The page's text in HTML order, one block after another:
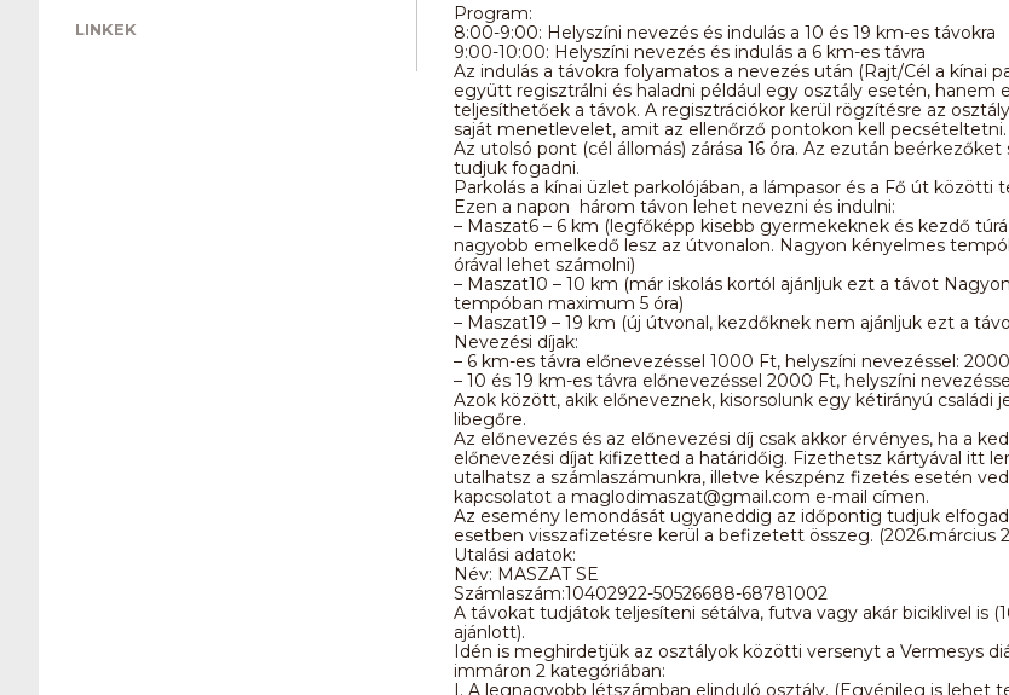
LINKEK
Program:
8:00-9:00: Helyszíni nevezés és indulás a 10 és 19 km-es távokra
9:00-10:00: Helyszíni nevezés és indulás a 6 km-es távra
Az indulás a távokra folyamatos a nevezés után (Rajt/Cél a kínai
együtt regisztrálni és haladni például egy osztály esetén, hanem
teljesíthetőek a távok. A regisztrációkor kerül rögzítésre az
saját menetlevelet, amit az ellenőrző pontokon kell pecsételtetni.
Az utolsó pont (cél állomás) zárása 16 óra. Az ezután
tudjuk fogadni.
Parkolás a kínai üzlet parkolójában, a lámpasor és a Fő út közötti
Ezen a napon három távon lehet nevezni és indulni:
– Maszat6 – 6 km (legfőképp kisebb gyermekeknek és kezdő
nagyobb emelkedő lesz az útvonalon. Nagyon kényelmes
órával lehet számolni)
– Maszat10 – 10 km (már iskolás kortól ajánljuk ezt a távot
tempóban maximum 5 óra)
– Maszat19 – 19 km (új útvonal, kezdőknek nem ajánljuk ezt a
Nevezési díjak:
– 6 km-es távra előnevezéssel 1000 Ft, helyszíni nevezéssel:
– 10 és 19 km-es távra előnevezéssel 2000 Ft, helyszíni
Azok között, akik előneveznek, kisorsolunk egy kétirányú családi
libegőre.
Az előnevezés és az előnevezési díj csak akkor érvényes, ha a
előnevezési díjat kifizetted a határidőig. Fizethetsz kártyával itt
utalhatsz a számlaszámunkra, illetve készpénz fizetés esetén
kapcsolatot a maglodimaszat@gmail.com e-mail címen.
Az esemény lemondását ugyaneddig az időpontig tudjuk
esetben visszafizetésre kerül a befizetett összeg. (2026.március
Utalási adatok:
Név: MASZAT SE
Számlaszám:10402922-50526688-68781002
A távokat tudjátok teljesíteni sétálva, futva vagy akár biciklivel is
ajánlott).
Idén is meghirdetjük az osztályok közötti versenyt a Vermesys
immáron 2 kategóriában:
I. A legnagyobb létszámban elinduló osztály. (Egyénileg is lehet